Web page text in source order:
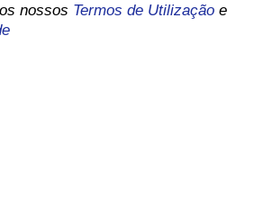
nossos Termos de Utilização e
Crime (Atual)